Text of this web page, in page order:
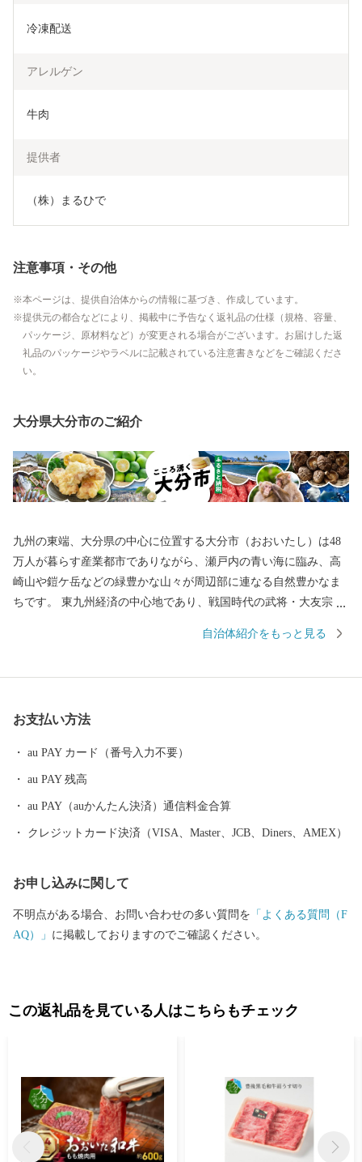
冷凍配送
アレルゲン
牛肉
提供者
（株）まるひで
注意事項・その他
本ページは、提供自治体からの情報に基づき、作成しています。
提供元の都合などにより、掲載中に予告なく返礼品の仕様（規格、容量、
パッケージ、原材料など）が変更される場合がございます。お届けした返
礼品のパッケージやラベルに記載されている注意書きなどをご確認くださ
い。
大分県大分市のご紹介
九州の東端、大分県の中心に位置する大分市（おおいたし）は48
万人が暮らす産業都市でありながら、瀬戸内の青い海に臨み、高
崎山や鎧ケ岳などの緑豊かな山々が周辺部に連なる自然豊かなま
ちです。 東九州経済の中心地であり、戦国時代の武将・大友宗麟
発祥都市として繁栄し、高度成長期以降は工業を中心として幅広
な農畜産物、「大分ふぐ」「とり天」「大分銘菓ざびえる」「吉
野の鶏めし」など多彩な食資源に恵まれた自然と都市が共存する
をしていただいた方には、市のＰＲも兼ねて返礼品をお送りさせ
ていただきます。 【ご注意】 ・返礼品の送付は、大分市外にお住
まいの方に限らせていただきます。 ・寄附につきましては、年度
です。 ※長期不在、住所不明等で返礼品をお受取りいただけなか
った場合、再発送は出来かねますので、ご了承ください。 ※お受
け取りできない期間が予め分かっている場合は、お申込み時に
自治体紹介をもっと見る
お支払い方法
au PAY カード（番号入力不要）
au PAY 残高
au PAY（auかんたん決済）通信料金合算
クレジットカード決済（VISA、Master、JCB、Diners、AMEX）
お申し込みに関して
不明点がある場合、お問い合わせの多い質問を 「よくある質問（F
AQ）」 に掲載しておりますのでご確認ください。
この返礼品を見ている人はこちらもチェック